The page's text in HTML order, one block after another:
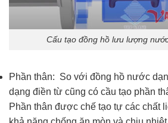
Cấu tạo đồng hồ lưu lượng
Phần thân: So với đồng hồ nước
dạng điền từ cũng có cầu tạo phần
Phần thân được chế tạo tự các chất